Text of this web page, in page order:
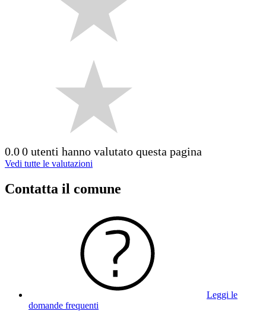
0.00 utenti hanno valutato questa pagina
Vedi tutte le valutazioni
Contatta il comune
Leggi le
domande frequenti